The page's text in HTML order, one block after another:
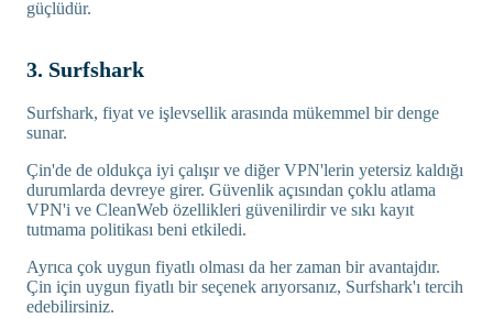
güçlüdür.
3. Surfshark
Surfshark, fiyat ve işlevsellik arasında mükemmel bir denge
sunar.
Çin'de de oldukça iyi çalışır ve diğer VPN'lerin yetersiz kaldığı
durumlarda devreye girer. Güvenlik açısından çoklu atlama
VPN'i ve CleanWeb özellikleri güvenilirdir ve sıkı kayıt
tutmama politikası beni etkiledi.
Ayrıca çok uygun fiyatlı olması da her zaman bir avantajdır.
Çin için uygun fiyatlı bir seçenek arıyorsanız, Surfshark'ı tercih
edebilirsiniz.